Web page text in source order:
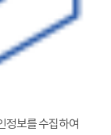
정보를 수집하여